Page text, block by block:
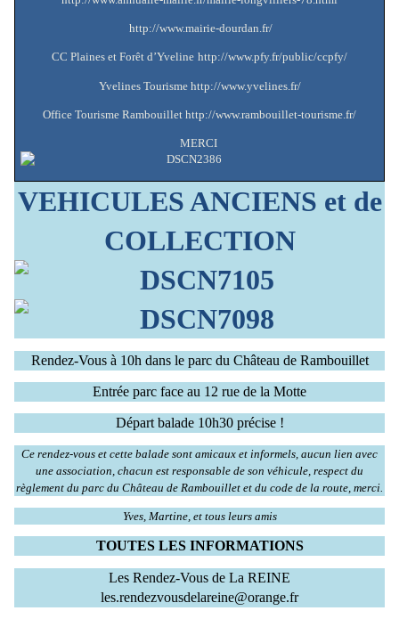
http://www.mairie-dourdan.fr/
CC Plaines et Forêt d’Yveline http://www.pfy.fr/public/ccpfy/
Yvelines Tourisme http://www.yvelines.fr/
Office Tourisme Rambouillet http://www.rambouillet-tourisme.fr/
MERCI
VEHICULES ANCIENS et de
COLLECTION
Rendez-Vous à 10h dans le parc du Château de Rambouillet
Entrée parc face au 12 rue de la Motte
Départ balade 10h30 précise !
Ce rendez-vous et cette balade sont amicaux et informels, aucun lien avec
une association, chacun est responsable de son véhicule, respect du
règlement du parc du Château de Rambouillet et du code de la route, merci.
Yves, Martine, et tous leurs amis
TOUTES LES INFORMATIONS
Les Rendez-Vous de La REINE
les.rendezvousdelareine@orange.fr